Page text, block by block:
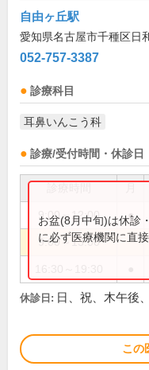
自由ヶ丘駅
愛知県名古屋市千種区日
052-757-3387
診療科目
耳鼻いんこう科
診療/受付時間・休診日
9:00～12:00 ●
9:00～13:00
お盆(8月中旬)は休診
に必ず医療機関に直
休診日: 日、祝、木午後
この